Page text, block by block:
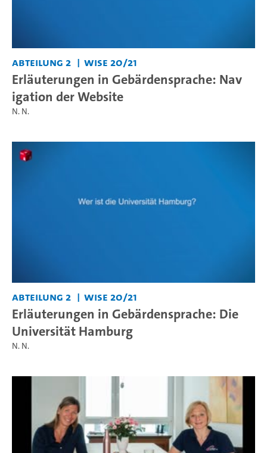
Abteilung 2 WiSe 20/21
Erläuterungen in Gebärdensprache: Nav
igation der Website
N. N.
Abteilung 2 WiSe 20/21
Erläuterungen in Gebärdensprache: Die
Universität Hamburg
N. N.